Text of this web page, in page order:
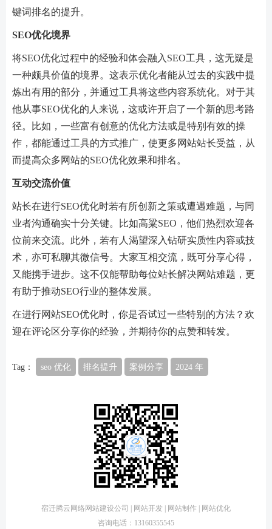
键词排名的提升。
SEO优化境界
将SEO优化过程中的经验和体会融入SEO工具，这无疑是
一种颇具价值的境界。这表示优化者能从过去的实践中提
炼出有用的部分，并通过工具将这些内容系统化。对于其
他从事SEO优化的人来说，这或许开启了一个新的思考路
径。比如，一些富有创意的优化方法或是特别有效的操
作，都能通过工具的方式推广，使更多网站站长受益，从
而提高众多网站的SEO优化效果和排名。
互动交流价值
站长在进行SEO优化时若有所创新之策或遭遇难题，与同
业者沟通确实十分关键。比如高粱SEO，他们热烈欢迎各
位前来交流。此外，若有人渴望深入钻研实质性内容或技
术，亦可私聊其微信号。大家互相交流，既可分享心得，
又能携手进步。这不仅能帮助每位站长解决网站难题，更
有助于推动SEO行业的整体发展。
在进行网站SEO优化时，你是否试过一些特别的方法？欢
迎在评论区分享你的经验，并期待你的点赞和转发。
Tag： seo 优化 排名提升 案例分享 2024 年
宿迁腾云网络网站建设公司 | 网站开发 | 网站制作 | 网站优化
咨询电话：13160355545